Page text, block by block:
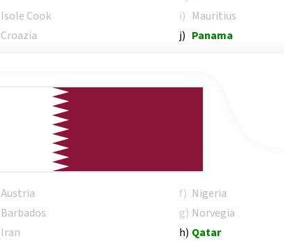
Isole Cook
Croazia
i) Mauritius
j) Panama
Austria
Barbados
Iran
f) Nigeria
g) Norvegia
h) Qatar